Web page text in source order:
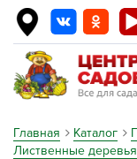
Главная Каталог
Лиственные деревья